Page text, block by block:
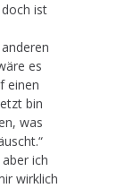
ist
es
einen
bin
was
ich
wirklich